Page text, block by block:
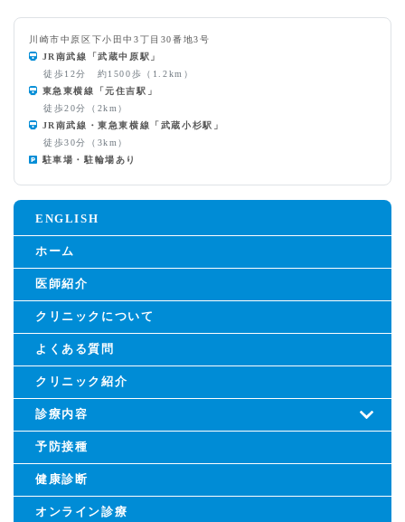
川崎市中原区下小田中3丁目30番地3号
JR南武線「武蔵中原駅」
徒歩12分 約1500歩（1.2km）
東急東横線「元住吉駅」
徒歩20分（2km）
JR南武線・東急東横線「武蔵小杉駅」
徒歩30分（3km）
駐車場・駐輪場あり
ENGLISH
ホーム
医師紹介
クリニックについて
よくある質問
クリニック紹介
診療内容
予防接種
健康診断
オンライン診療